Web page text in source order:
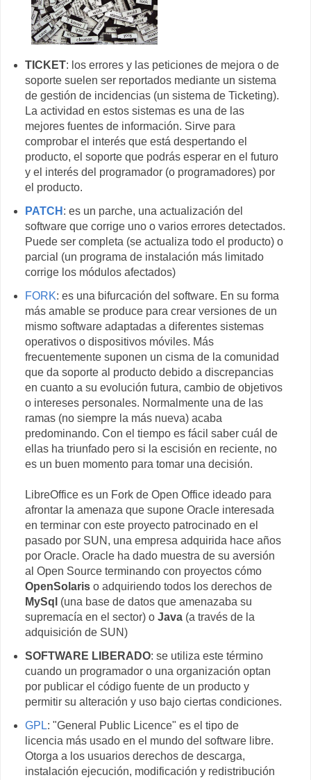
TICKET: los errores y las peticiones de mejora o de
soporte suelen ser reportados mediante un sistema
de gestión de incidencias (un sistema de Ticketing).
La actividad en estos sistemas es una de las
mejores fuentes de información. Sirve para
comprobar el interés que está despertando el
producto, el soporte que podrás esperar en el futuro
y el interés del programador (o programadores) por
el producto.
PATCH : es un parche, una actualización del
software que corrige uno o varios errores detectados.
Puede ser completa (se actualiza todo el producto) o
parcial (un programa de instalación más limitado
corrige los módulos afectados)
FORK: es una bifurcación del software. En su forma
más amable se produce para crear versiones de un
mismo software adaptadas a diferentes sistemas
operativos o dispositivos móviles. Más
frecuentemente suponen un cisma de la comunidad
que da soporte al producto debido a discrepancias
en cuanto a su evolución futura, cambio de objetivos
o intereses personales. Normalmente una de las
ramas (no siempre la más nueva) acaba
predominando. Con el tiempo es fácil saber cuál de
ellas ha triunfado pero si la escisión en reciente, no
es un buen momento para tomar una decisión.
LibreOffice es un Fork de Open Office ideado para
afrontar la amenaza que supone Oracle interesada
en terminar con este proyecto patrocinado en el
pasado por SUN, una empresa adquirida hace años
por Oracle. Oracle ha dado muestra de su aversión
al Open Source terminando con proyectos cómo
OpenSolaris o adquiriendo todos los derechos de
MySql (una base de datos que amenazaba su
supremacía en el sector) o Java (a través de la
adquisición de SUN)
SOFTWARE LIBERADO: se utiliza este término
cuando un programador o una organización optan
por publicar el código fuente de un producto y
permitir su alteración y uso bajo ciertas condiciones.
GPL: "General Public Licence" es el tipo de
licencia más usado en el mundo del software libre.
Otorga a los usuarios derechos de descarga,
instalación ejecución, modificación y redistribución